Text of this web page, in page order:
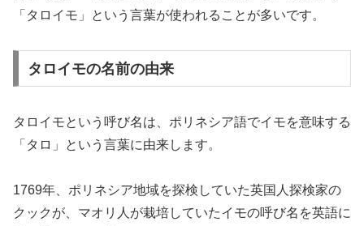
「タロイモ」という言葉が使われることが多いです。
タロイモの名前の由来
タロイモという呼び名は、ポリネシア語でイモを意味する
「タロ」という言葉に由来します。
1769年、ポリネシア地域を探検していた英国人探検家の
クックが、マオリ人が栽培していたイモの呼び名を英語に